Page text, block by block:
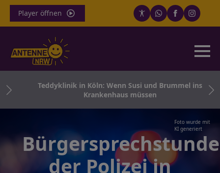
Player öffnen
Teddyklinik in Köln: Wenn Susi und Brummel ins
Krankenhaus müssen
Foto wurde mit
KI generiert
Bürgersprechstunde
der Polizei in